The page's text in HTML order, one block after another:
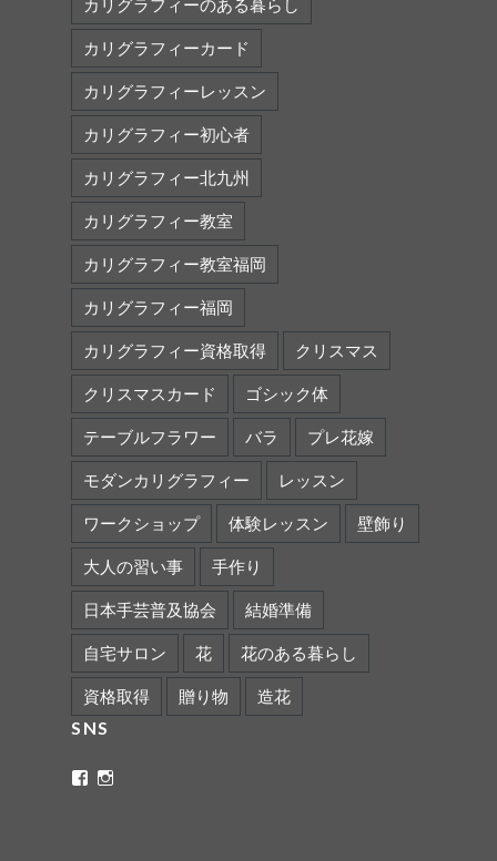
カリグラフィーのある暮らし
カリグラフィーカード
カリグラフィーレッスン
カリグラフィー初心者
カリグラフィー北九州
カリグラフィー教室
カリグラフィー教室福岡
カリグラフィー福岡
カリグラフィー資格取得 クリスマス
クリスマスカード ゴシック体
テーブルフラワー バラ プレ花嫁
モダンカリグラフィー レッスン
ワークショップ 体験レッスン 壁飾り
大人の習い事 手作り
日本手芸普及協会 結婚準備
自宅サロン 花 花のある暮らし
資格取得 贈り物 造花
SNS
ritaflower.calligraphy